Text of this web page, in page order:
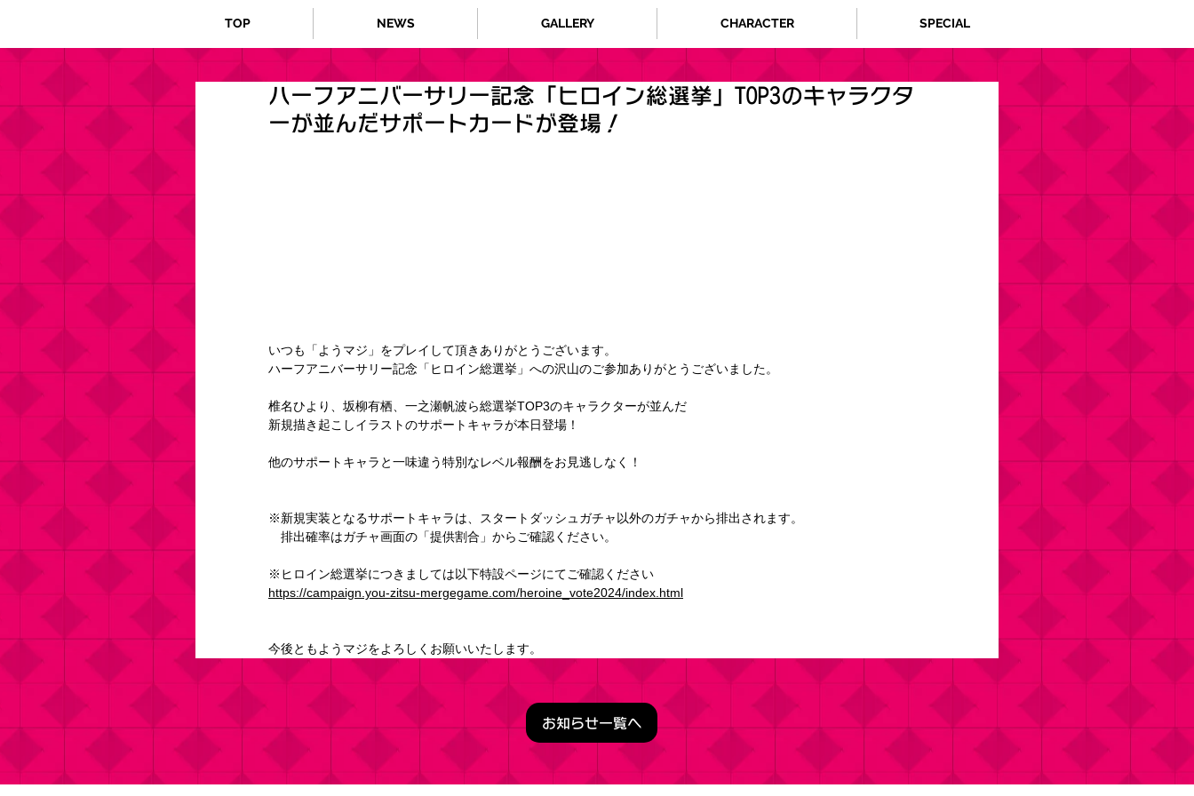
TOP NEWS GALLERY CHARACTER SPECIAL
ハーフアニバーサリー記念「ヒロイン総選挙」TOP3のキャラクタ
ーが並んだサポートカードが登場！
いつも「ようマジ」をプレイして頂きありがとうございます。
ハーフアニバーサリー記念「ヒロイン総選挙」への沢山のご参加ありがとうございました。
椎名ひより、坂柳有栖、一之瀬帆波ら総選挙TOP3のキャラクターが並んだ
新規描き起こしイラストのサポートキャラが本日登場！
他のサポートキャラと一味違う特別なレベル報酬をお見逃しなく！
※新規実装となるサポートキャラは、スタートダッシュガチャ以外のガチャから排出されます。
排出確率はガチャ画面の「提供割合」からご確認ください。
※ヒロイン総選挙につきましては以下特設ページにてご確認ください
https://campaign.you-zitsu-mergegame.com/heroine_vote2024/index.html
今後ともようマジをよろしくお願いいたします。
お知らせ一覧へ